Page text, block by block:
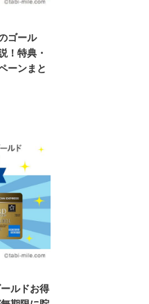
ゴール
！特典・
ーンまと
ルドお得